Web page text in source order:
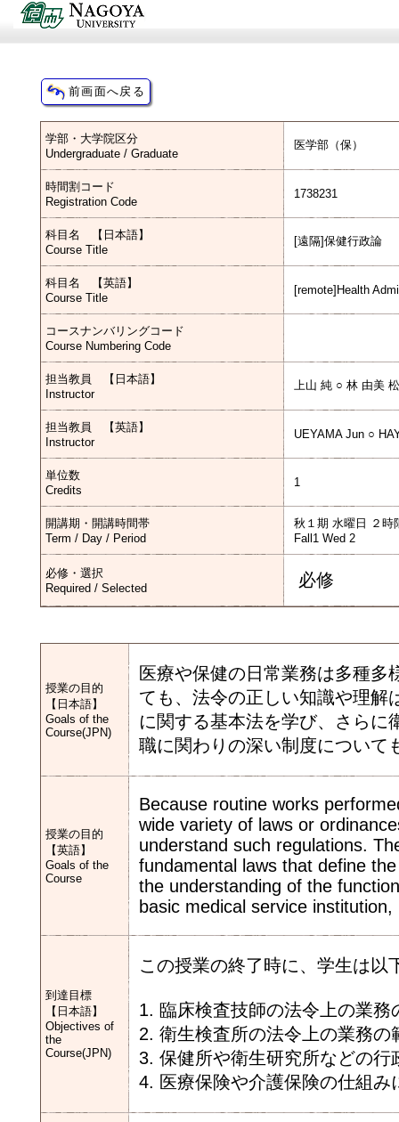
学部・大学院区分
Undergraduate / Graduate
医学部（保）
時間割コード
Registration Code
1738231
科目名 【日本語】
Course Title
[遠隔]保健行政論
科目名 【英語】
Course Title
[remote]Health
コースナンバリングコード
Course Numbering Code
担当教員 【日本語】
Instructor
上山 純 ○ 林 由美
担当教員 【英語】
Instructor
UEYAMA Jun ○
単位数
Credits
1
開講期・開講時間帯
Term / Day / Period
秋１期 水曜日 ２時
Fall1 Wed 2
必修・選択
Required / Selected
必修
授業の目的
【日本語】
Goals of the
Course(JPN)
医療や保健の日常業務は多種多
ても、法令の正しい知識や理解
に関する基本法を学び、さらに
職に関わりの深い制度について
授業の目的
【英語】
Goals of the
Course
Because routine works
wide variety of laws or
understand such regulations.
fundamental laws that define
the understanding of the
basic medical service
到達目標
【日本語】
Objectives of
the
Course(JPN)
この授業の終了時に、学生は以
1. 臨床検査技師の法令上の業
2. 衛生検査所の法令上の業務
3. 保健所や衛生研究所などの
4. 医療保険や介護保険の仕組み